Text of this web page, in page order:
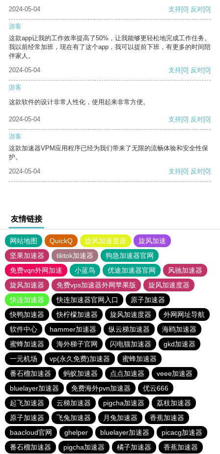
2024-05-04 支持[0] 反对[0]
游客
这款app让我的工作效率提高了50%，让我能够更轻松地完成工作任务。
我以前经常加班，现在有了这个app，我可以提前下班，有更多的时间陪
伴家人。
2024-05-04
支持[0] 反对[0]
游客
这款软件的设计非常人性化，使用起来非常方便。
2024-05-04 支持[0] 反对[0]
游客
这款加速器VPM应用程序已经为我们带来了无限的流畅体验和安全性保
护。
2024-05-04
支持[0] 反对[0]
友情链接
网站地图 QuickQ 旋风加速度器
旋风加速
坚果加速器
tiktok加速器
狗急加速器官网
免费vqn外网加速
小蓝鸟 优途加速器官网
风驰加速器
旋风加速器
免费vps加速器外网苹果版
旋风加速度器
快连加速器
快连加速器官网入口
原子加速器
快鸭加速器
快柠檬加速器 旋风加速度器
外网网址导航
软件中心
hammer加速器 纵云梯加速器
海鸥加速器
蜜蜂加速器
海外梯子官网 闪电猫加速器
gkd加速器
一元机场
vp(永久免费)加速器
蜜蜂加速器
番石榴加速器
蚂蚁加速器 点点加速器
veee加速器
bluelayer加速器
免费海外pvn加速器
优云666
起飞加速器
云梯加速器 pigcha加速器
荔枝加速器
原子加速器
飞兔加速器 月兔加速器
香蕉加速器
baacloud官网
ghelper bluelayer加速器
picacg加速器
番石榴加速器
pigcha加速器 橘子加速器 香蕉加速器